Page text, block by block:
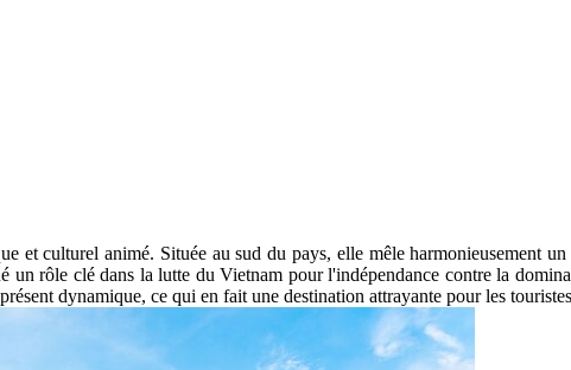
et culturel animé. Située au sud du pays, elle mêle harmonieusement
rôle clé dans la lutte du Vietnam pour l'indépendance contre la
dynamique, ce qui en fait une destination attrayante pour les